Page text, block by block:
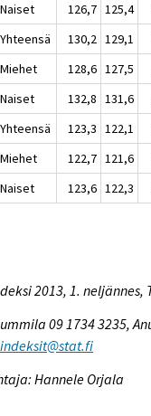
Naiset
126,7 125,4
Yhteensä 130,2 129,1
Miehet
128,6 127,5
Naiset
132,8 131,6
Yhteensä 123,3 122,1
Miehet
122,7 121,6
Naiset
123,6 122,3
2013, 1. neljännes,
09 1734 3235,
Hannele Orjala